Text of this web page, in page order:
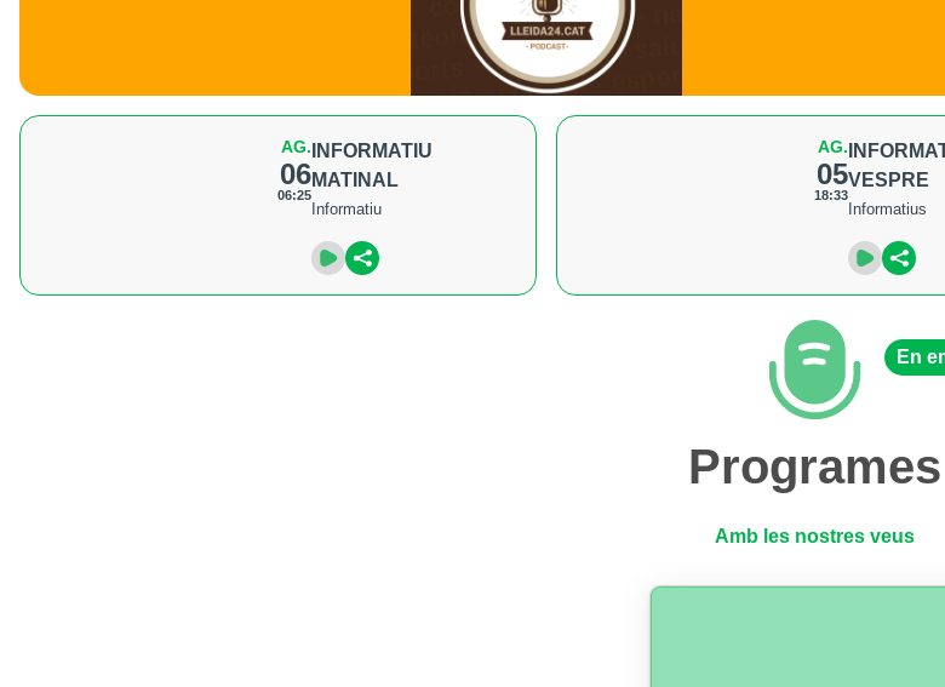
AG.
06
06:25
INFORMATIU
MATINAL
Informatiu
AG.
05
18:33
VESPRE
Informatius
Programes
Amb les nostres veus
En